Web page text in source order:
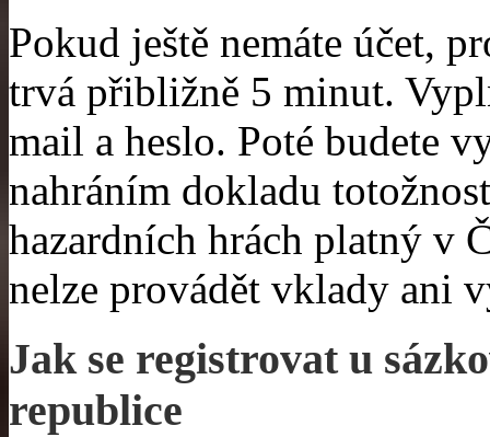
Pokud ještě nemáte účet,
trvá přibližně 5 minut.
mail a heslo. Poté budete
nahráním dokladu
hazardních hrách platný v
nelze provádět vklady ani
Jak se registrovat u
republice